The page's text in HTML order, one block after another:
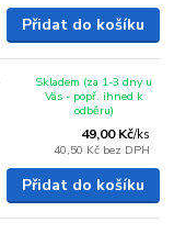
Přidat do košíku
49,00 Kč/ks
40,50 Kč bez DPH
Skladem (za 1-3 dny u
Vás - popř. ihned k
odběru)
Přidat do košíku